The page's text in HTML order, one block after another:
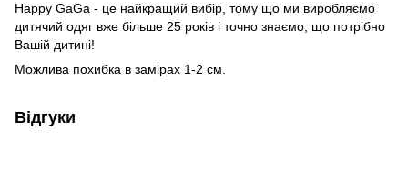
Happy GaGa - це найкращий вибір, тому що ми виробляємо
дитячий одяг вже більше 25 років і точно знаємо, що потрібно
Вашій дитині!
Можлива похибка в замірах 1-2 см.
Відгуки